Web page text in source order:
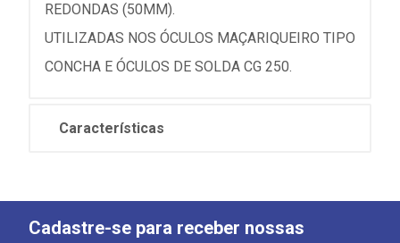
REDONDAS (50MM).
UTILIZADAS NOS ÓCULOS MAÇARIQUEIRO TIPO
CONCHA E ÓCULOS DE SOLDA CG 250.
Características
Cadastre-se para receber nossas